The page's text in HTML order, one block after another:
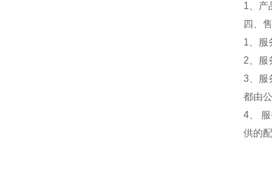
1、产
四、
1、服
2、服
3、服
都由
4、
供的